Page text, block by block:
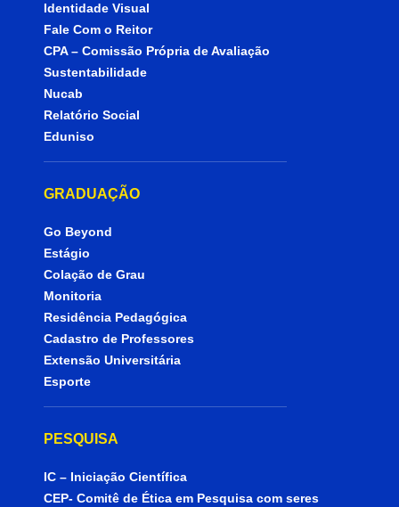
Identidade Visual
Fale Com o Reitor
CPA – Comissão Própria de Avaliação
Sustentabilidade
Nucab
Relatório Social
Eduniso
GRADUAÇÃO
Go Beyond
Estágio
Colação de Grau
Monitoria
Residência Pedagógica
Cadastro de Professores
Extensão Universitária
Esporte
PESQUISA
IC – Iniciação Científica
CEP- Comitê de Ética em Pesquisa com seres